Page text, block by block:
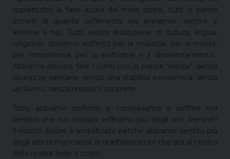
soprattutto la fase acuta dei mesi scorsi, tutti ci siamo
accorti di quanta sofferenza era presente, dentro e
attorno a noi. Tutti, senza distinzione di cultura, lingua,
religione, abbiamo sofferto per la malattia, per la morte,
per l’impotenza, per la solitudine e il disorientamento.
Abbiamo dovuto fare i conti con la parola “senza”: senza
sicurezze sanitarie, senza una stabilità economica, senza
un lavoro, senza relazioni concrete..
Tutti, abbiamo sofferto e continuiamo a soffrire ma
sembra che noi cristiani soffriamo più degli altri. Perché?
Il nostro dolore è amplificato perché abbiamo sentito più
degli altri la mancanza di quell’elemento che sta al centro
della nostra fede: il corpo.